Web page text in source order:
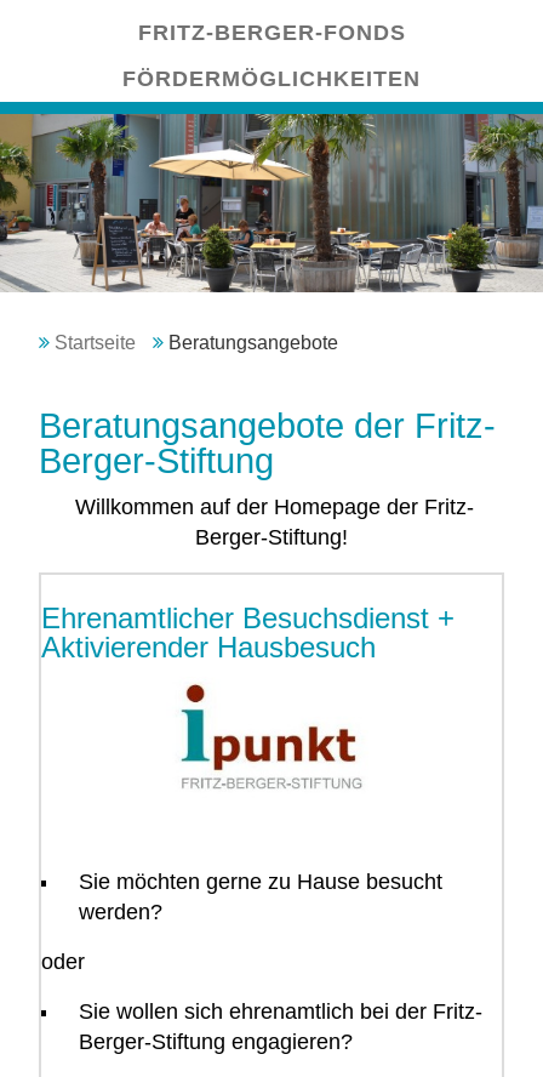
FRITZ-BERGER-FONDS
FÖRDERMÖGLICHKEITEN
Startseite Beratungsangebote
Beratungsangebote der Fritz-
Berger-Stiftung
Willkommen auf der Homepage der Fritz-
Berger-Stiftung!
Ehrenamtlicher Besuchsdienst +
Aktivierender Hausbesuch
Sie möchten gerne zu Hause besucht
werden?
oder
Sie wollen sich ehrenamtlich bei der Fritz-
Berger-Stiftung engagieren?